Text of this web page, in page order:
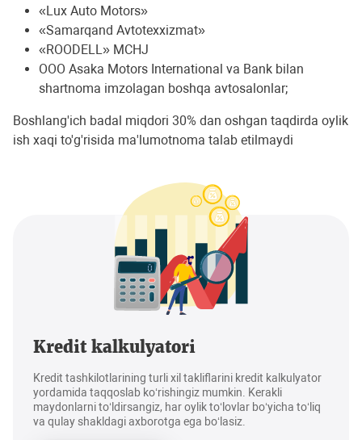
«Lux Auto Motors»
«Samarqand Avtotexxizmat»
«ROODELL» MCHJ
OOO Asaka Motors International va Bank bilan
shartnoma imzolagan boshqa avtosalonlar;
Boshlang'ich badal miqdori 30% dan oshgan taqdirda oylik
ish xaqi to'g'risida ma'lumotnoma talab etilmaydi
Kredit kalkulyatori
Kredit tashkilotlarining turli xil takliflarini kredit kalkulyator
yordamida taqqoslab ko‘rishingiz mumkin. Kerakli
maydonlarni to‘ldirsangiz, har oylik to‘lovlar bo‘yicha to‘liq
va qulay shakldagi axborotga ega bo‘lasiz.